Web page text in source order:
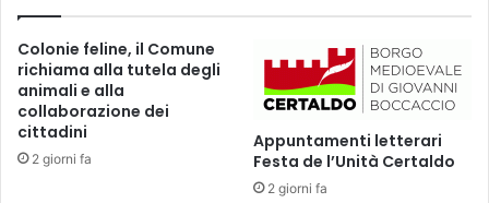
A
S
T
R
A
T
o
p
p
i
t
Colonie feline, il Comune
richiama alla tutela degli
animali e alla
collaborazione dei
cittadini
2 giorni fa
Appuntamenti letterari
Festa de l’Unità Certaldo
2 giorni fa